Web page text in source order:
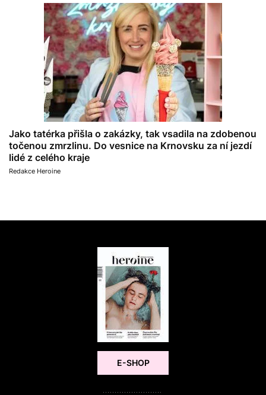
Jako tatérka přišla o zakázky, tak vsadila na zdobenou
točenou zmrzlinu. Do vesnice na Krnovsku za ní jezdí
lidé z celého kraje
Redakce Heroine
E-SHOP